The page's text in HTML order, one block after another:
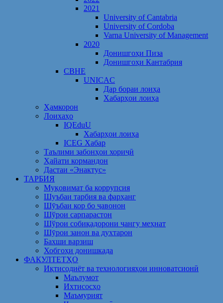
2021
University of Cantabria
University of Cordoba
Varna University of Management
2020
Донишгоҳи Пиза
Донишгоҳи Кантабрия
CBHE
UNICAC
Дар бораи лоиҳа
Хабарҳои лоиҳа
Ҳамкорон
Лоихаҳо
IQEduU
Хабарҳои лоиҳа
ICEG Хабар
Таълими забонҳои хориҷӣ
Ҳайати кормандон
Дастаи «Энактус»
ТАРБИЯ
Муқовимат ба коррупсия
Шуъбаи тарбия ва фарҳанг
Шӯъбаи кор бо ҷавонон
Шўрои сарпарастон
Шўрои собиқадорони ҷангу меҳнат
Шӯрои занон ва духтарон
Бахши варзиш
Хобгоҳи донишкада
ФАКУЛТЕТҲО
Иқтисодиёт ва технологияҳои инноватсионӣ
Маълумот
Ихтисосҳо
Маъмурият